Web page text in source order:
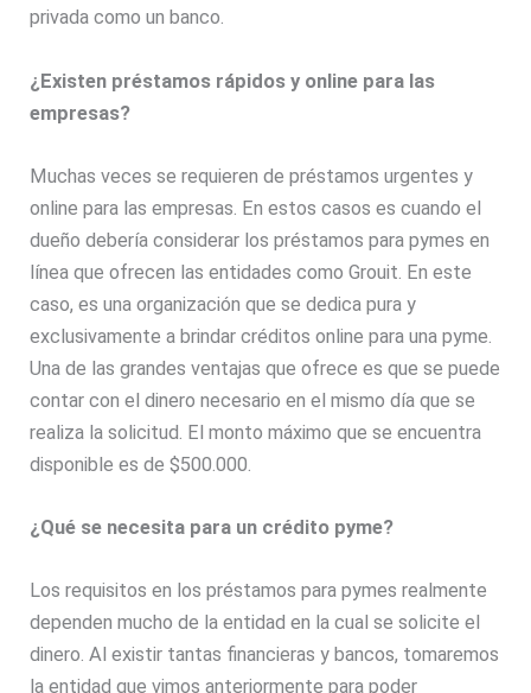
privada como un banco.
¿Existen préstamos rápidos y online para las
empresas?
Muchas veces se requieren de préstamos urgentes y
online para las empresas. En estos casos es cuando el
dueño debería considerar los préstamos para pymes en
línea que ofrecen las entidades como Grouit. En este
caso, es una organización que se dedica pura y
exclusivamente a brindar créditos online para una pyme.
Una de las grandes ventajas que ofrece es que se puede
contar con el dinero necesario en el mismo día que se
realiza la solicitud. El monto máximo que se encuentra
disponible es de $500.000.
¿Qué se necesita para un crédito pyme?
Los requisitos en los préstamos para pymes realmente
dependen mucho de la entidad en la cual se solicite el
dinero. Al existir tantas financieras y bancos, tomaremos
la entidad que vimos anteriormente para poder